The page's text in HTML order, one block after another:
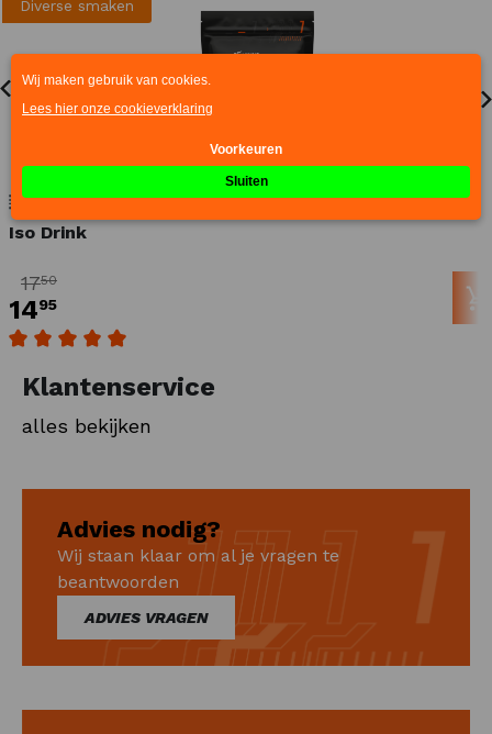
Diverse smaken
Morgen in huis
Iso Drink
1750
1495
Klantenservice
alles bekijken
Advies nodig?
Wij staan klaar om al je vragen te
beantwoorden
ADVIES VRAGEN